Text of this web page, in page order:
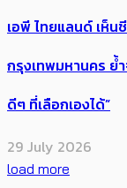
เอพี ไทยแลนด์ เห็น
กรุงเทพมหานคร ย้
ดีๆ ที่เลือกเองได้”
29 July 2026
load more